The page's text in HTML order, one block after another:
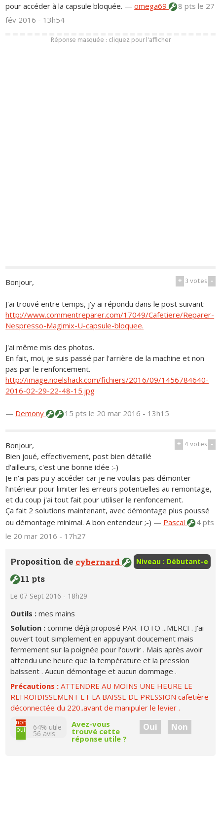
pour accéder à la capsule bloquée. —omega69 8 ptsle 27
fév 2016 - 13h54
Réponse masquée : cliquez pour l'afficher
+ 3votes -
Bonjour,
J'ai trouvé entre temps, j'y ai répondu dans le post suivant:
http://www.commentreparer.com/17049/Cafetiere/Reparer-
Nespresso-Magimix-U-capsule-bloquee.
J'ai même mis des photos.
En fait, moi, je suis passé par l'arrière de la machine et non
pas par le renfoncement.
http://image.noelshack.com/fichiers/2016/09/1456784640-
2016-02-29-22-48-15.jpg
— Demony 15 ptsle 20 mar 2016 - 13h15
+ 4votes -
Bonjour,
Bien joué, effectivement, post bien détaillé
d'ailleurs, c'est une bonne idée :-)
Je n'ai pas pu y accéder car je ne voulais pas démonter
l’intérieur pour limiter les erreurs potentielles au remontage,
et du coup j'ai tout fait pour utiliser le renfoncement.
Ça fait 2 solutions maintenant, avec démontage plus poussé
ou démontage minimal. A bon entendeur ;-) — Pascal
4 pts
le 20 mar 2016 - 17h27
Niveau : Débutant-e
Proposition de cybernard
11 pts
Le 07 Sept 2016 - 18h29
Outils :mes mains
Solution :comme déjà proposé PAR TOTO ...MERCI . J'ai
ouvert tout simplement en appuyant doucement mais
fermement sur la poignée pour l'ouvrir . Mais après avoir
attendu une heure que la température et la pression
baissent . Aucun démontage et aucun dommage .
Précautions :ATTENDRE AU MOINS UNE HEURE LE
REFROIDISSEMENT ET LA BAISSE DE PRESSION cafetière
déconnectée du 220..avant de manipuler le levier .
non
oui
64% utile
56 avis
Avez-vous
trouvé cette
réponse utile ?
Oui Non